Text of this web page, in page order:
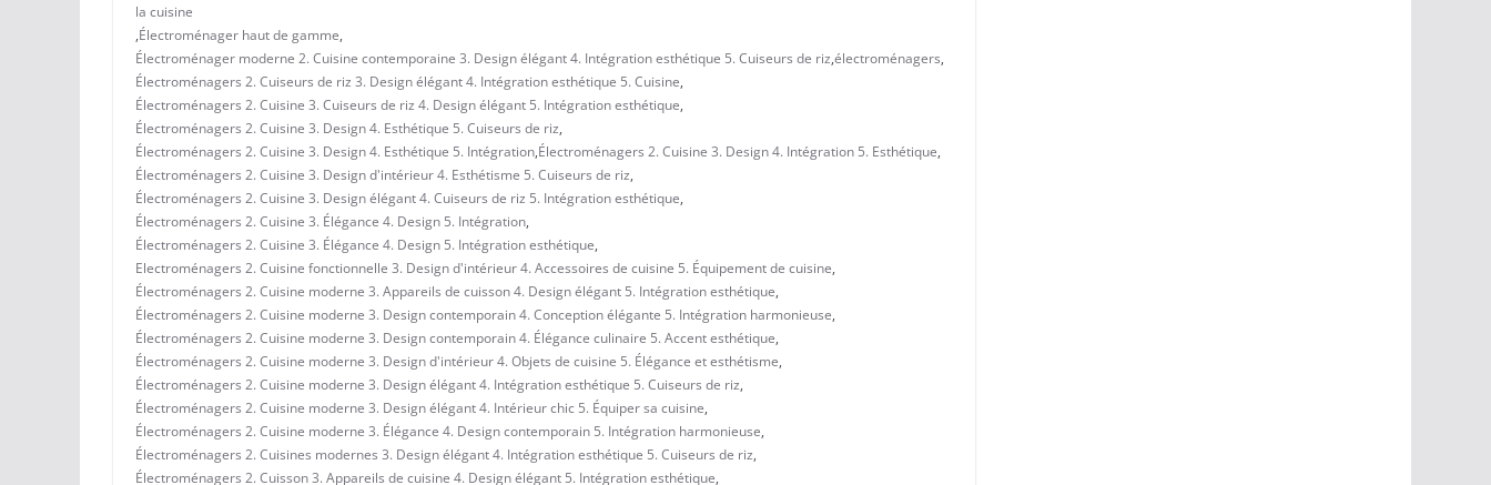
la cuisine
,Électroménager haut de gamme,
Électroménager moderne 2. Cuisine contemporaine 3. Design élégant 4. Intégration esthétique 5. Cuiseurs de riz,électroménagers,
Électroménagers 2. Cuiseurs de riz 3. Design élégant 4. Intégration esthétique 5. Cuisine,
Électroménagers 2. Cuisine 3. Cuiseurs de riz 4. Design élégant 5. Intégration esthétique,
Électroménagers 2. Cuisine 3. Design 4. Esthétique 5. Cuiseurs de riz,
Électroménagers 2. Cuisine 3. Design 4. Esthétique 5. Intégration,Électroménagers 2. Cuisine 3. Design 4. Intégration 5. Esthétique,
Électroménagers 2. Cuisine 3. Design d'intérieur 4. Esthétisme 5. Cuiseurs de riz,
Électroménagers 2. Cuisine 3. Design élégant 4. Cuiseurs de riz 5. Intégration esthétique,
Électroménagers 2. Cuisine 3. Élégance 4. Design 5. Intégration,
Électroménagers 2. Cuisine 3. Élégance 4. Design 5. Intégration esthétique,
Electroménagers 2. Cuisine fonctionnelle 3. Design d'intérieur 4. Accessoires de cuisine 5. Équipement de cuisine,
Électroménagers 2. Cuisine moderne 3. Appareils de cuisson 4. Design élégant 5. Intégration esthétique,
Électroménagers 2. Cuisine moderne 3. Design contemporain 4. Conception élégante 5. Intégration harmonieuse,
Électroménagers 2. Cuisine moderne 3. Design contemporain 4. Élégance culinaire 5. Accent esthétique,
Électroménagers 2. Cuisine moderne 3. Design d'intérieur 4. Objets de cuisine 5. Élégance et esthétisme,
Électroménagers 2. Cuisine moderne 3. Design élégant 4. Intégration esthétique 5. Cuiseurs de riz,
Électroménagers 2. Cuisine moderne 3. Design élégant 4. Intérieur chic 5. Équiper sa cuisine,
Électroménagers 2. Cuisine moderne 3. Élégance 4. Design contemporain 5. Intégration harmonieuse,
Électroménagers 2. Cuisines modernes 3. Design élégant 4. Intégration esthétique 5. Cuiseurs de riz,
Électroménagers 2. Cuisson 3. Appareils de cuisine 4. Design élégant 5. Intégration esthétique,